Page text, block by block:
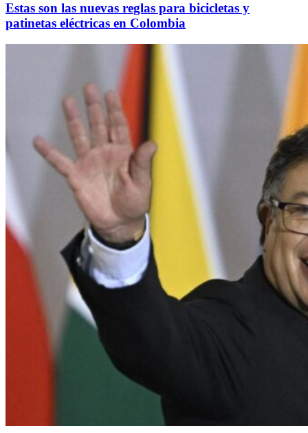
Estas son las nuevas reglas para bicicletas y
patinetas eléctricas en Colombia